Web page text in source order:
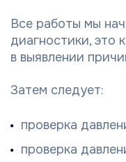
Все работы мы
диагностики, это
в выявлении
Затем следует:
проверка
проверка